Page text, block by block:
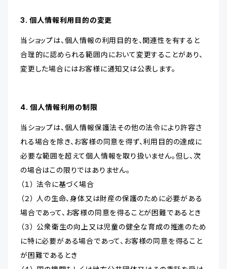
3. 個人情報利用目的の変更
当ショップは、個人情報の利用目的を、関連性を有すると
合理的に認められる範囲内において変更することがあり、
変更した場合にはお客様に通知又は公表します。
4. 個人情報利用の制限
当ショップは、個人情報保護法その他の法令により許容さ
れる場合を除き、お客様の同意を得ず、利用目的の達成に
必要な範囲を超えて個人情報を取り扱いません。但し、次
の場合はこの限りではありません。
（１） 法令に基づく場合
（２） 人の生命、身体又は財産の保護のために必要がある
場合であって、お客様の同意を得ることが困難であるとき
（３） 公衆衛生の向上又は児童の健全な育成の推進のため
に特に必要がある場合であって、お客様の同意を得ること
が困難であるとき